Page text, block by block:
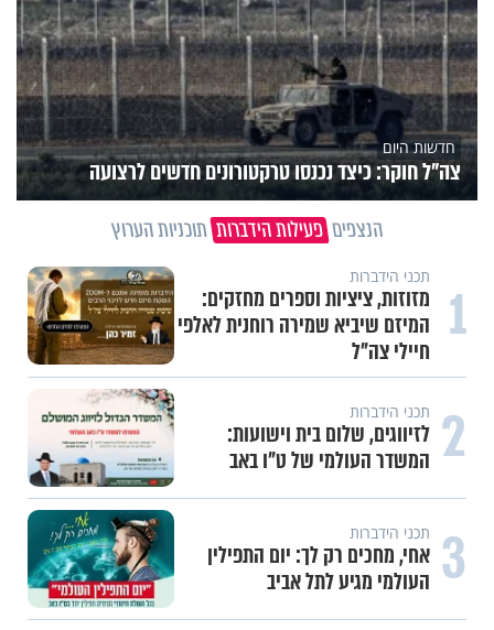
חדשות היום
צה"ל חוקר: כיצד נכנסו טרקטורונים חדשים לרצועה
הנצפים פעילות הידברות תוכניות הערוץ
1 תכני הידברות
מזוזות, ציציות וספרים מחזקים:
המיזם שיביא שמירה רוחנית לאלפי
חיילי צה"ל
2 תכני הידברות
לזיווגים, שלום בית וישועות:
המשדר העולמי של ט"ו באב
3 תכני הידברות
אחי, מחכים רק לך: יום התפילין
העולמי מגיע לתל אביב